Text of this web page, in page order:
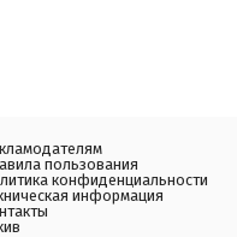
пользования
конфиденциальности
информация